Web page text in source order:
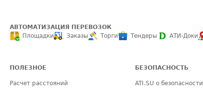
АВТОМАТИЗАЦИЯ ПЕРЕВОЗОК
Площадки
Заказы Торги Тендеры АТИ-Доки
ПОЛЕЗНОЕ
Расчет расстояний
БЕЗОПАСНОСТЬ
ATI.SU о безопасности